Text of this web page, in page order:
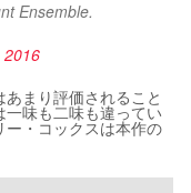
2016
まり評価されること
味も二味も違ってい
・コックスは本作の